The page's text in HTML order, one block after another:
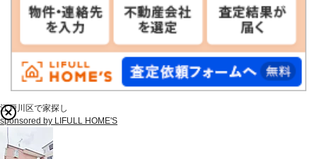
江戸川区で家探し
sponsored by LIFULL HOME'S